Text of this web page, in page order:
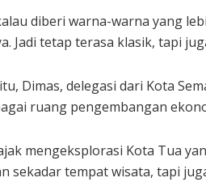
diberi warna-warna yang
Jadi tetap terasa klasik, tapi
Dimas, delegasi dari Kota
ruang pengembangan
mengeksplorasi Kota Tua
sekadar tempat wisata, tapi